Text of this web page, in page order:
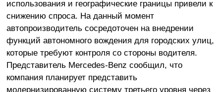
использования и географические границы привели к
снижению спроса. На данный момент
автопроизводитель сосредоточен на внедрении
функций автономного вождения для городских улиц,
которые требуют контроля со стороны водителя.
Представитель Mercedes-Benz сообщил, что
компания планирует представить
модернизированную систему третьего уровня через